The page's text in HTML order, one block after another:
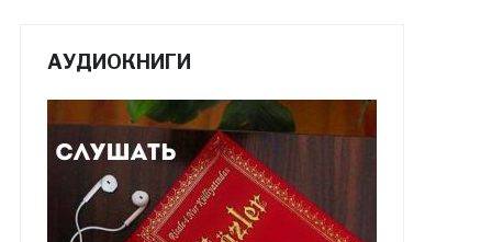
АУДИОКНИГИ